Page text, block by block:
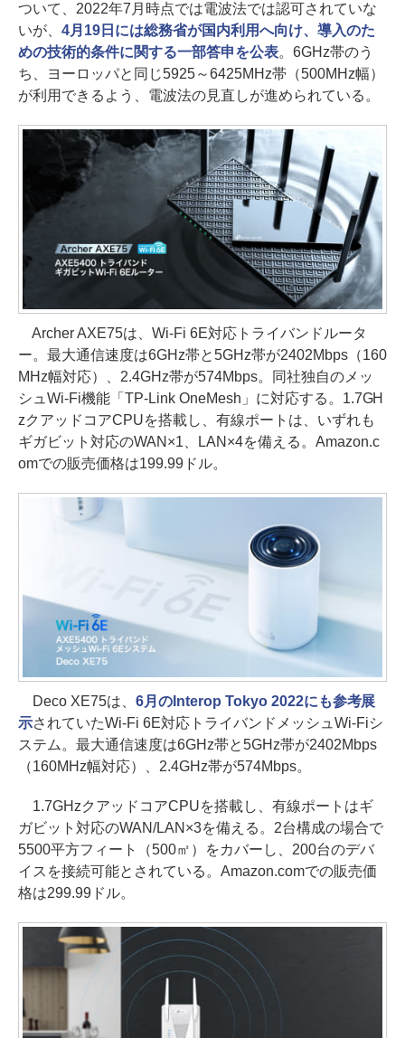
ついて、2022年7月時点では電波法では認可されていな
いが、 4月19日には総務省が国内利用へ向け、導入のた
めの技術的条件に関する一部答申を公表。6GHz帯のう
ち、ヨーロッパと同じ5925～6425MHz帯（500MHz幅）
が利用できるよう、電波法の見直しが進められている。
Archer AXE75は、Wi-Fi 6E対応トライバンドルータ
ー。最大通信速度は6GHz帯と5GHz帯が2402Mbps（160
MHz幅対応）、2.4GHz帯が574Mbps。同社独自のメッ
シュWi-Fi機能「TP-Link OneMesh」に対応する。1.7GH
zクアッドコアCPUを搭載し、有線ポートは、いずれも
ギガビット対応のWAN×1、LAN×4を備える。Amazon.c
omでの販売価格は199.99ドル。
Deco XE75は、 6月のInterop Tokyo 2022にも参考展
示されていたWi-Fi 6E対応トライバンドメッシュWi-Fiシ
ステム。最大通信速度は6GHz帯と5GHz帯が2402Mbps
（160MHz幅対応）、2.4GHz帯が574Mbps。
1.7GHzクアッドコアCPUを搭載し、有線ポートはギ
ガビット対応のWAN/LAN×3を備える。2台構成の場合で
5500平方フィート（500㎡）をカバーし、200台のデバ
イスを接続可能とされている。Amazon.comでの販売価
格は299.99ドル。